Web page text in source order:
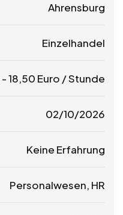
Ahrensburg
Einzelhandel
-18,50 Euro / Stunde
02/10/2026
Keine Erfahrung
Personalwesen, HR